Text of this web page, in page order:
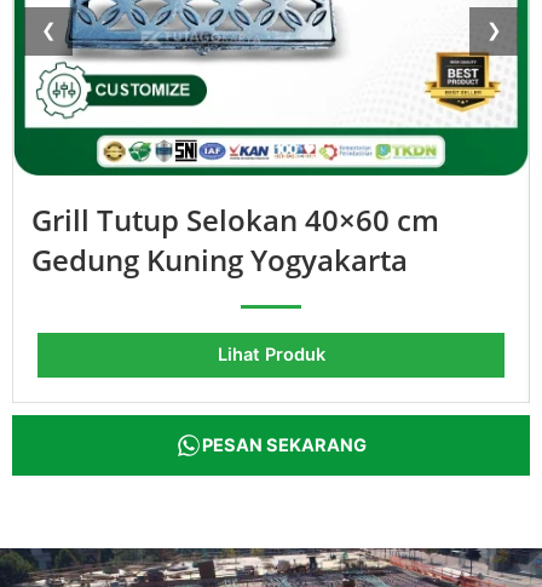
❮ ❯
Grill Tutup Selokan 40×60 cm
Gedung Kuning Yogyakarta
Lihat Produk
PESAN SEKARANG